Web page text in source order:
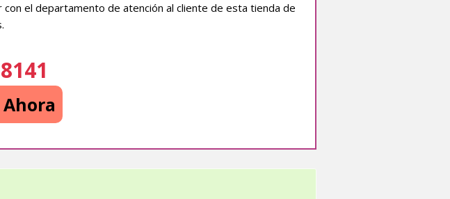
el departamento de atención al cliente de esta tienda de